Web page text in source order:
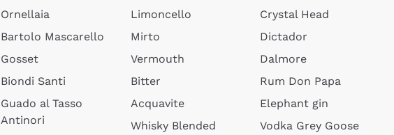
Ornellaia
Bartolo Mascarello
Gosset
Biondi Santi
Guado al Tasso
Antinori
Limoncello
Mirto
Vermouth
Bitter
Acquavite
Whisky Blended
Crystal Head
Dictador
Dalmore
Rum Don Papa
Elephant gin
Vodka Grey Goose